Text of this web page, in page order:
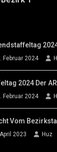
Februar 2024
2024 Der
Februar 2024
Vom
2023 Huz